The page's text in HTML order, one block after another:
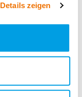
Details zeigen